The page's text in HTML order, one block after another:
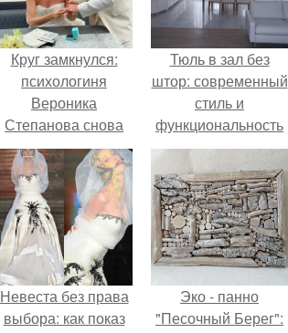
Круг замкнулся:
психологиня
Вероника
Степанова снова
вышла замуж за
собственного
бывшего мужа.
Тюль в зал без
штор: современный
стиль и
функциональность
Невеста без права
выбора: как показ
Эко - панно
"Песочный Берег":